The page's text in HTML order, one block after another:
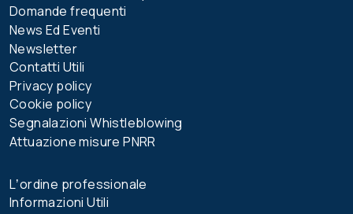
Domande frequenti
News Ed Eventi
Newsletter
Contatti Utili
Privacy policy
Cookie policy
Segnalazioni Whistleblowing
Attuazione misure PNRR
Lʼordine professionale
Informazioni Utili